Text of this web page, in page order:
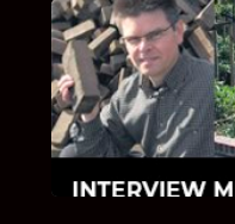
INTERVIEW
Hoe Bricks and
Hans Boerema